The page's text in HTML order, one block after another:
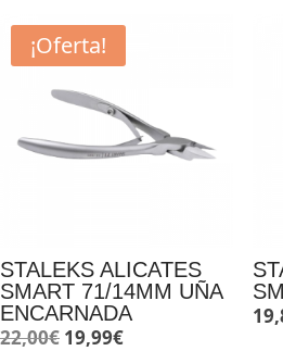
¡Oferta!
STALEKS ALICATES
SMART 71/14MM UÑA
ENCARNADA
22,00€ El
19,99€El